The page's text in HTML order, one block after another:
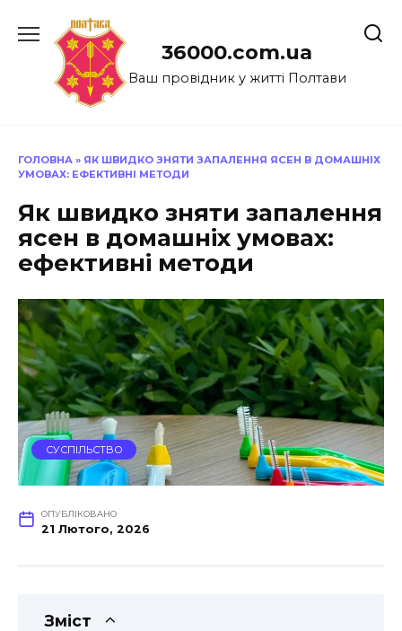
до
36000.com.ua
Ваш провідник у житті Полтави
ГОЛОВНА » ЯК ШВИДКО ЗНЯТИ ЗАПАЛЕННЯ ЯСЕН В ДОМАШНІХ
УМОВАХ: ЕФЕКТИВНІ МЕТОДИ
Як швидко зняти запалення
ясен в домашніх умовах:
ефективні методи
СУСПІЛЬСТВО
ОПУБЛІКОВАНО
21 Лютого, 2026
Зміст